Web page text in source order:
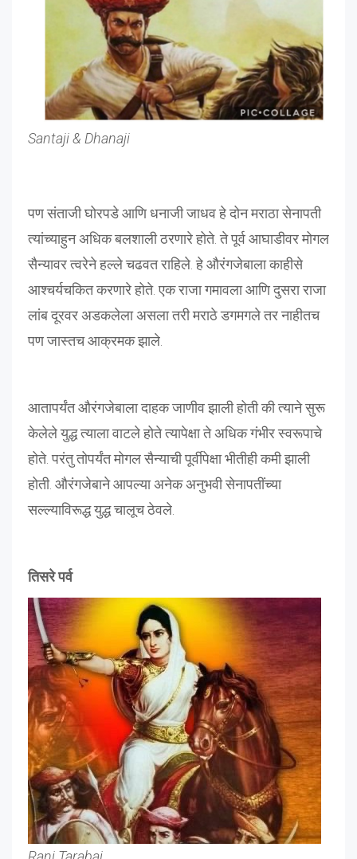
Santaji & Dhanaji
पण संताजी घोरपडे आणि धनाजी जाधव हे दोन मराठा सेनापती
त्यांच्याहुन अधिक बलशाली ठरणारे होते. ते पूर्व आघाडीवर मोगल
सैन्यावर त्वरेने हल्ले चढवत राहिले. हे औरंगजेबाला काहीसे
आश्चर्यचकित करणारे होते. एक राजा गमावला आणि दुसरा राजा
लांब दूरवर अडकलेला असला तरी मराठे डगमगले तर नाहीतच
पण जास्तच आक्रमक झाले.
आतापर्यंत औरंगजेबाला दाहक जाणीव झाली होती की त्याने सुरू
केलेले युद्ध त्याला वाटले होते त्यापेक्षा ते अधिक गंभीर स्वरूपाचे
होते. परंतु तोपर्यंत मोगल सैन्याची पूर्वीपेक्षा भीतीही कमी झाली
होती. औरंगजेबाने आपल्या अनेक अनुभवी सेनापतींच्या
सल्ल्याविरूद्ध युद्ध चालूच ठेवले.
तिसरे पर्व